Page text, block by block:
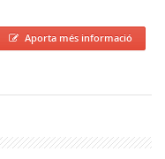
Aporta més informació